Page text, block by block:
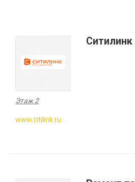
Ситилинк
Этаж 2
www.citilink.ru